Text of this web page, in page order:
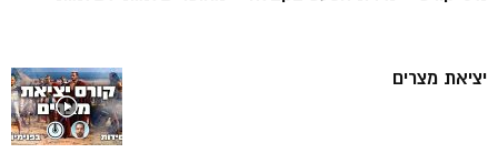
יציאת מצרים